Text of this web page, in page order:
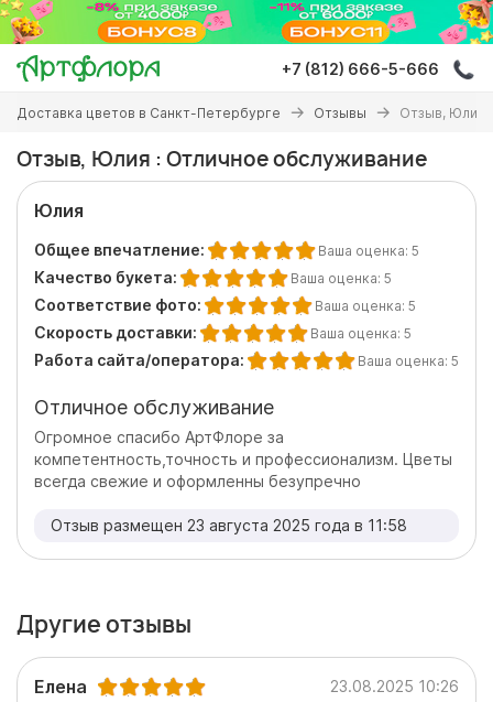
Перейти
основному
содержанию
+7 (812) 666-5-666
Вы
здесь
Доставка цветов в Санкт-Петербурге Отзывы Отзыв, Юлия
Отзыв, Юлия : Отличное обслуживание
Юлия
Общее впечатление: Ваша оценка: 5
Качество букета: Ваша оценка: 5
Соответствие фото: Ваша оценка: 5
Скорость доставки: Ваша оценка: 5
Работа сайта/оператора: Ваша оценка: 5
Отличное обслуживание
Огромное спасибо АртФлоре за
компетентность,точность и профессионализм. Цветы
всегда свежие и оформленны безупречно
Отзыв размещен 23 августа 2025 года в 11:58
Другие отзывы
Елена 23.08.2025 10:26